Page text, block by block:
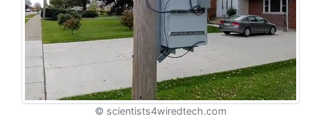
© scientists4wiredtech.com